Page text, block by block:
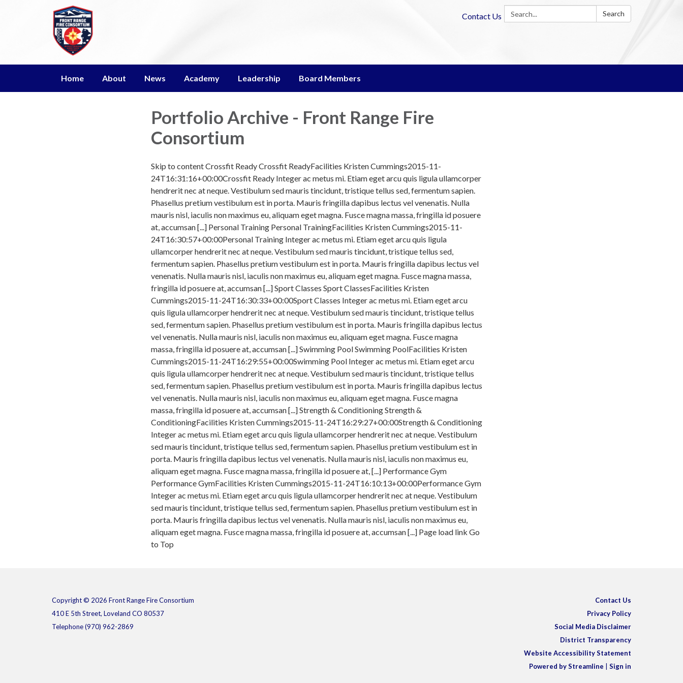
Search: Search
Contact Us
Home About News Academy Leadership Board Members
Portfolio Archive - Front Range Fire
Consortium
Skip to content Crossfit Ready Crossfit ReadyFacilities Kristen Cummings2015-11-
24T16:31:16+00:00Crossfit Ready Integer ac metus mi. Etiam eget arcu quis ligula ullamcorper
hendrerit nec at neque. Vestibulum sed mauris tincidunt, tristique tellus sed, fermentum sapien.
Phasellus pretium vestibulum est in porta. Mauris fringilla dapibus lectus vel venenatis. Nulla
mauris nisl, iaculis non maximus eu, aliquam eget magna. Fusce magna massa, fringilla id posuere
at, accumsan [...] Personal Training Personal TrainingFacilities Kristen Cummings2015-11-
24T16:30:57+00:00Personal Training Integer ac metus mi. Etiam eget arcu quis ligula
ullamcorper hendrerit nec at neque. Vestibulum sed mauris tincidunt, tristique tellus sed,
fermentum sapien. Phasellus pretium vestibulum est in porta. Mauris fringilla dapibus lectus vel
venenatis. Nulla mauris nisl, iaculis non maximus eu, aliquam eget magna. Fusce magna massa,
fringilla id posuere at, accumsan [...] Sport Classes Sport ClassesFacilities Kristen
Cummings2015-11-24T16:30:33+00:00Sport Classes Integer ac metus mi. Etiam eget arcu
quis ligula ullamcorper hendrerit nec at neque. Vestibulum sed mauris tincidunt, tristique tellus
sed, fermentum sapien. Phasellus pretium vestibulum est in porta. Mauris fringilla dapibus lectus
vel venenatis. Nulla mauris nisl, iaculis non maximus eu, aliquam eget magna. Fusce magna
massa, fringilla id posuere at, accumsan [...] Swimming Pool Swimming PoolFacilities Kristen
Cummings2015-11-24T16:29:55+00:00Swimming Pool Integer ac metus mi. Etiam eget arcu
quis ligula ullamcorper hendrerit nec at neque. Vestibulum sed mauris tincidunt, tristique tellus
sed, fermentum sapien. Phasellus pretium vestibulum est in porta. Mauris fringilla dapibus lectus
vel venenatis. Nulla mauris nisl, iaculis non maximus eu, aliquam eget magna. Fusce magna
massa, fringilla id posuere at, accumsan [...] Strength & Conditioning Strength &
ConditioningFacilities Kristen Cummings2015-11-24T16:29:27+00:00Strength & Conditioning
Integer ac metus mi. Etiam eget arcu quis ligula ullamcorper hendrerit nec at neque. Vestibulum
sed mauris tincidunt, tristique tellus sed, fermentum sapien. Phasellus pretium vestibulum est in
porta. Mauris fringilla dapibus lectus vel venenatis. Nulla mauris nisl, iaculis non maximus eu,
aliquam eget magna. Fusce magna massa, fringilla id posuere at, [...] Performance Gym
Performance GymFacilities Kristen Cummings2015-11-24T16:10:13+00:00Performance Gym
Integer ac metus mi. Etiam eget arcu quis ligula ullamcorper hendrerit nec at neque. Vestibulum
sed mauris tincidunt, tristique tellus sed, fermentum sapien. Phasellus pretium vestibulum est in
porta. Mauris fringilla dapibus lectus vel venenatis. Nulla mauris nisl, iaculis non maximus eu,
aliquam eget magna. Fusce magna massa, fringilla id posuere at, accumsan [...] Page load link Go
to Top
Copyright © 2026 Front Range Fire Consortium
410 E 5th Street, Loveland CO 80537
Telephone(970) 962-2869
Contact Us
Privacy Policy
Social Media Disclaimer
District Transparency
Website Accessibility Statement
Powered by Streamline
Sign in